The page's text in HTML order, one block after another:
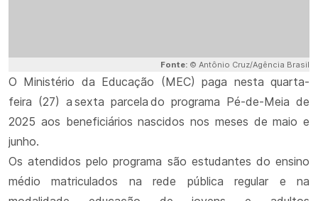
Fonte: © Antônio Cruz/Agência Brasil
O Ministério da Educação (MEC) paga nesta quarta-
feira (27) a sexta parcela do programa Pé-de-Meia de
2025 aos beneficiários nascidos nos meses de maio e
junho.
Os atendidos pelo programa são estudantes do ensino
médio matriculados na rede pública regular e na